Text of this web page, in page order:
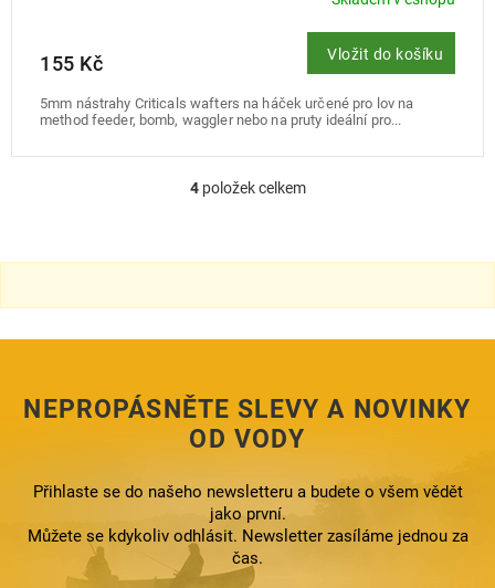
155 Kč Vložit do košíku
5mm nástrahy Criticals wafters na háček určené pro lov na
method feeder, bomb, waggler nebo na pruty ideální pro...
O
á
a
í
v
k
y
ý
p
i
s
u
4položek celkem
NEPROPÁSNĚTE SLEVY A NOVINKY
OD VODY
Přihlaste se do našeho newsletteru a budete o všem vědět
jako první.
Můžete se kdykoliv odhlásit. Newsletter zasíláme jednou za
čas.